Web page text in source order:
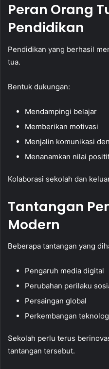
Peran Orang
Pendidikan
Pendidikan yang berhasil
tua.
Bentuk dukungan:
Mendampingi belajar
Memberikan motivasi
Menjalin komunikasi
Menanamkan nilai
Kolaborasi sekolah dan
Tantangan
Modern
Beberapa tantangan yang
Pengaruh media digital
Perubahan perilaku
Persaingan global
Perkembangan
Sekolah perlu terus
tantangan tersebut.